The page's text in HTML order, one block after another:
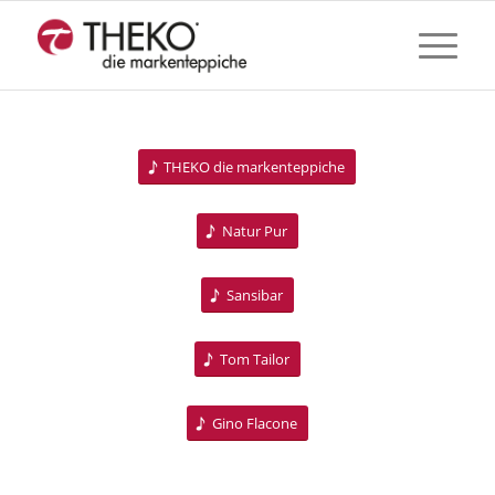
THEKO die markenteppiche
Natur Pur
Sansibar
Tom Tailor
Gino Flacone